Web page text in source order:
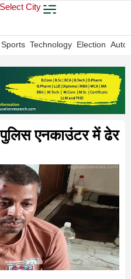
Select City
Sports Technology Election Auto
एनकाउंटर में ढेर